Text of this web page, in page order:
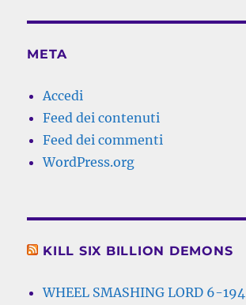
META
Accedi
Feed dei contenuti
Feed dei commenti
WordPress.org
KILL SIX BILLION DEMONS
WHEEL SMASHING LORD 6-194